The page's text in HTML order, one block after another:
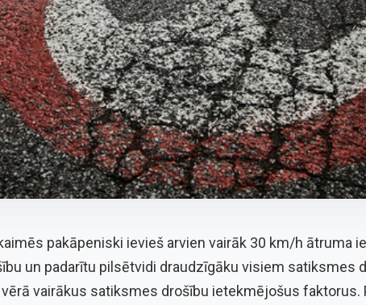
pakāpeniski ievieš arvien vairāk 30 km/h ātruma
un padarītu pilsētvidi draudzīgāku visiem satiksmes
vairākus satiksmes drošību ietekmējošus faktorus.